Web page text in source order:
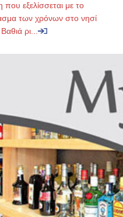
που εξελίσσεται με το
των χρόνων στο νησί
ρι...